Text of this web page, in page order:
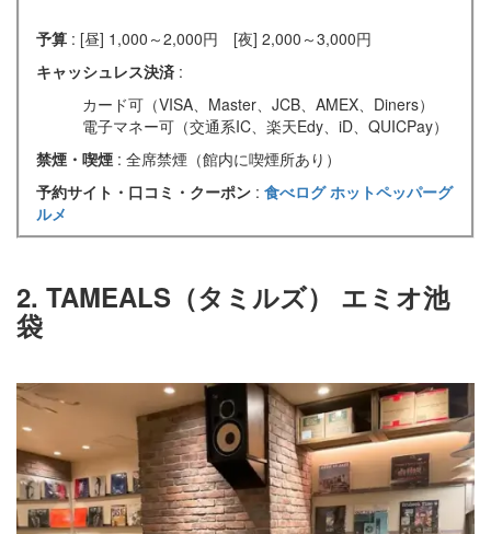
予算 : [昼] 1,000～2,000円 [夜] 2,000～3,000円
キャッシュレス決済 :
カード可（VISA、Master、JCB、AMEX、Diners）
電子マネー可（交通系IC、楽天Edy、iD、QUICPay）
禁煙・喫煙 : 全席禁煙（館内に喫煙所あり）
予約サイト・口コミ・クーポン : 食べログホットペッパーグ
ルメ
2. TAMEALS（タミルズ） エミオ池
袋